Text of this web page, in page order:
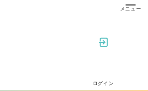
ログイン